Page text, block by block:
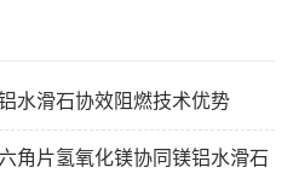
水滑石协效阻燃技术优势
角片氢氧化镁协同镁铝水滑石